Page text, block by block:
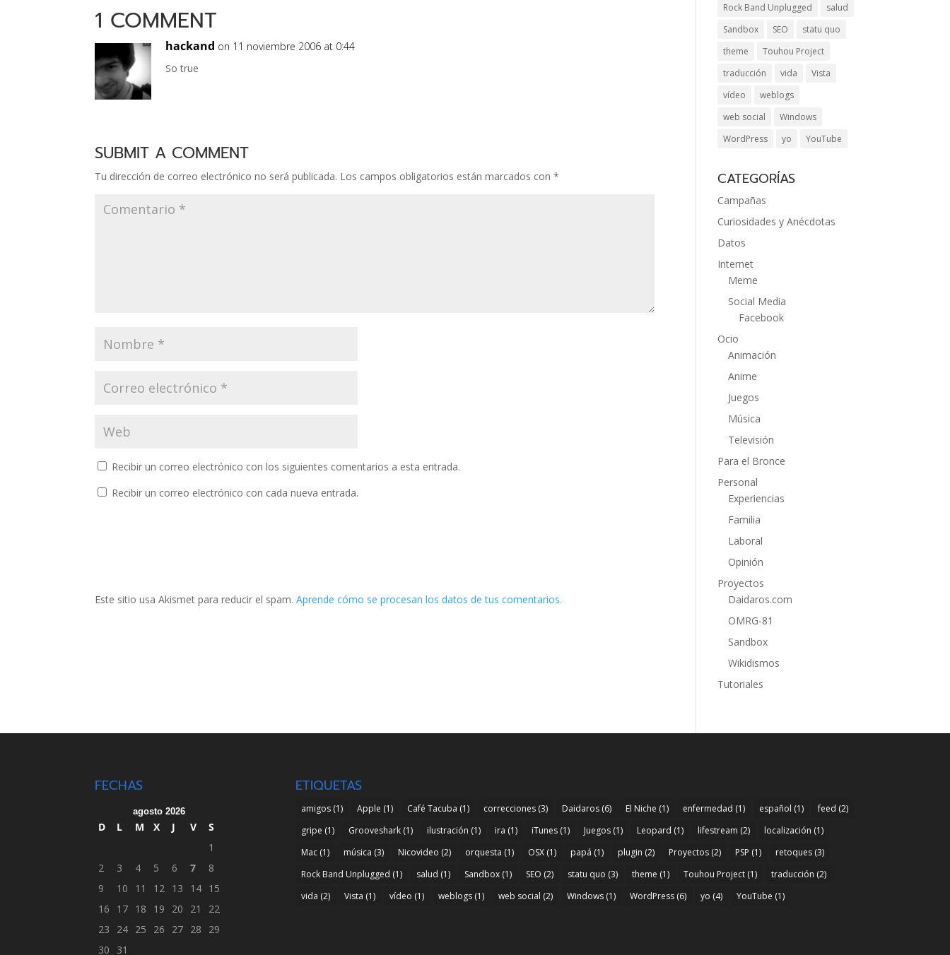
1 COMMENT
hackand on 11 noviembre 2006 at 0:44
So true
SUBMIT A COMMENT
Tu dirección de correo electrónico no será publicada. Los campos obligatorios están marcados con*
Recibir un correo electrónico con los siguientes comentarios a esta entrada.
Recibir un correo electrónico con cada nueva entrada.
Este sitio usa Akismet para reducir el spam.Aprende cómo se procesan los datos de tus comentarios.
Rock Band Unplugged
salud
Sandbox
SEO
statu quo
theme
Touhou Project
traducción
vida
Vista
vídeo
weblogs
web social
Windows
WordPress
yo YouTube
CATEGORÍAS
Campañas
Curiosidades y Anécdotas
Datos
Internet
Meme
Social Media
Facebook
Ocio
Animación
Anime
Juegos
Música
Televisión
Para el Bronce
Personal
Experiencias
Familia
Laboral
Opinión
Proyectos
Daidaros.com
OMRG-81
Sandbox
Wikidismos
Tutoriales
FECHAS
agosto 2026
D L M X J V
S
1
2
3 4 5 6 7
8
9
10 11 12 13 14 15
16
17 18 19 20 21
22
23
24 25 26 27 28
29
30
31
ETIQUETAS
amigos(1) Apple (1) Café Tacuba (1) correcciones(3) Daidaros(6) El Niche (1) enfermedad (1) español (1) feed (2)
gripe (1) Grooveshark(1) ilustración (1) ira (1) iTunes(1) Juegos(1) Leopard (1) lifestream (2) localización (1)
Mac(1) música (3) Nicovideo (2) orquesta (1) OSX(1) papá (1) plugin (2) Proyectos(2) PSP (1) retoques(3)
Rock Band Unplugged (1) salud (1) Sandbox(1) SEO (2) statu quo (3) theme (1) Touhou Project(1) traducción (2)
vida (2) Vista (1) vídeo (1) weblogs(1) web social (2) Windows(1) WordPress(6) yo (4) YouTube (1)